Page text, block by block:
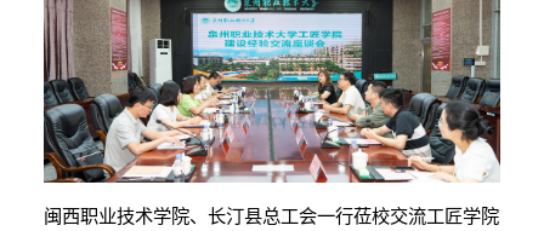
我校办学特色、人才培养模式以及...
闽西职业技术学院、长汀县总工会一行莅校交流工匠学院